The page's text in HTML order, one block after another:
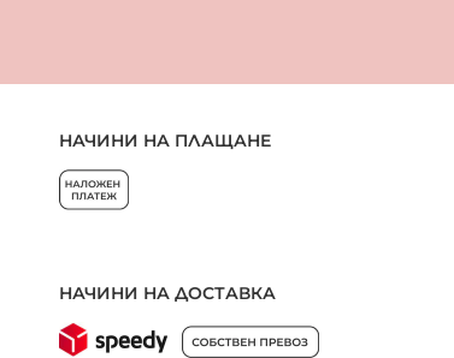
НАЧИНИ НА ПЛАЩАНЕ
НАЧИНИ НА ДОСТАВКА